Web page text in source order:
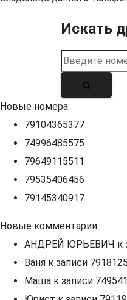
Искать
Новые номера:
79104365377
74996485575
79649115511
79535406456
79145340917
Новые комментарии
АНДРЕЙ ЮРЬЕВИЧ к
Ваня к записи
Маша к записи